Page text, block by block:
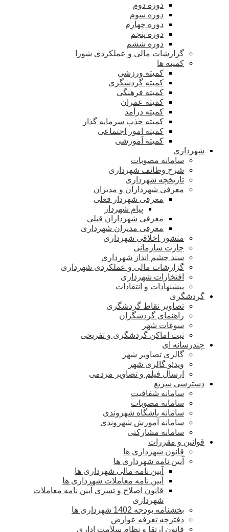
دوره دوم
دوره سوم
دوره چهارم
دوره پنجم
دوره ششم
گزارشات مالی و عملکردی شورا
کمیته ها
کمیته ورزشی
کمیته گردشگری
کمیته فرهنگی
کمیته عمران
کمیته درآمد
کمیته جذب سرمایه گذار
کمیته امور اجتماعی
کمیته آموزشی
شهرداری
سامانه مصوبات
شرح وظائف شهرداری
تاریخچه شهرداری
معرفی شهرداران و مدیران
معرفی شهردار فعلی
پیام شهردار
معرفی شهرداران قبلی
معرفی مدیران شهرداری
منشور اخلاقی شهرداری
چارت سازمانی
سند چشم انداز شهرداری
گزارشات مالی و عملکردی شهرداری
افتخارات شهرداری
پیشنهادات و انتقادات
گردشگری
تصاویر نقاط گردشگری
راهنمای گردشگران
سوغات شهر
ثبت اماکن گردشگری و تفریحی
چندرسانه ای
گالری تصاویر شهر
ویدئو گالری شهر
ارسال فیلم و تصاویر مردمی
دسترسی سریع
سامانه شفافیت
سامانه مصوبات
سامانه باشگاه شهروندی
سامانه آموزش شهروندی
سامانه مشارکتی
قوانین و مقررات
قانون شهرداری ها
آیین نامه شهرداری ها
آیین نامه مالی شهرداری ها
آیین نامه معاملات شهرداری ها
قانون اصلاح و تسری آیین نامه معاملات
شهرداری
بخشنامه بودجه 1402 شهرداری ها
دفترچه تعرفه عوارض
قانون ارتقا و نظام سلامت اداری